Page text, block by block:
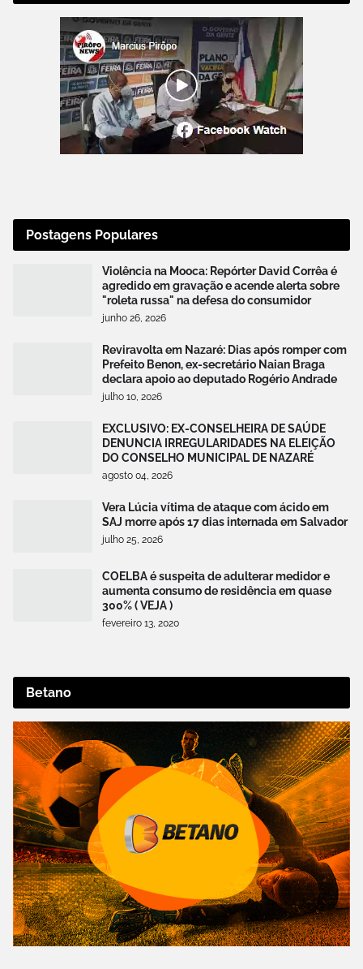
Postagens Populares
Violência na Mooca: Repórter David Corrêa é
agredido em gravação e acende alerta sobre
"roleta russa" na defesa do consumidor
junho 26, 2026
Reviravolta em Nazaré: Dias após romper com
Prefeito Benon, ex-secretário Naian Braga
declara apoio ao deputado Rogério Andrade
julho 10, 2026
EXCLUSIVO: EX-CONSELHEIRA DE SAÚDE
DENUNCIA IRREGULARIDADES NA ELEIÇÃO
DO CONSELHO MUNICIPAL DE NAZARÉ
agosto 04, 2026
Vera Lúcia vítima de ataque com ácido em
SAJ morre após 17 dias internada em Salvador
julho 25, 2026
COELBA é suspeita de adulterar medidor e
aumenta consumo de residência em quase
300% ( VEJA )
fevereiro 13, 2020
Betano